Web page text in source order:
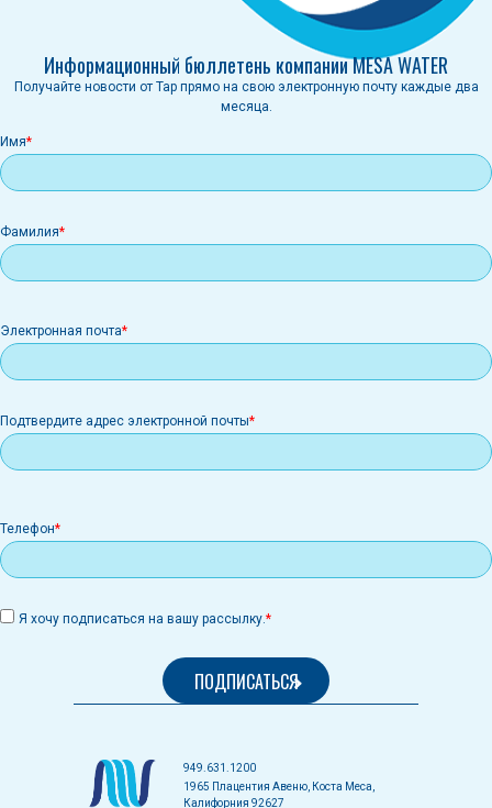
Информационный бюллетень компании MESA WATER
Получайте новости от Tap прямо на свою электронную почту каждые два
месяца.
Имя
Фамилия
Электронная
почта
Электронная почта
Подтвердите адрес электронной почты
Телефон
Я хочу подписаться на вашу рассылку.
949.631.1200
1965 Плацентия Авеню, Коста Меса,
Калифорния 92627